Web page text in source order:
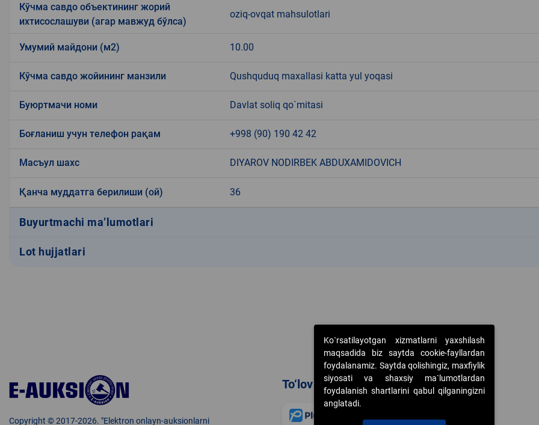
Кўчма савдо объектининг жорий
ихтисослашуви (агар мавжуд бўлса)
oziq-ovqat mahsulotlari
Умумий майдони (м2) 10.00
Кўчма савдо жойининг манзили Qushquduq maxallasi katta yul yoqasi
Буюртмачи номи Davlat soliq qo`mitasi
Боғланиш учун телефон рақам +998 (90) 190 42 42
Масъул шахс DIYAROV NODIRBEK ABDUXAMIDOVICH
Қанча муддатга берилиши (ой) 36
Buyurtmachi ma’lumotlari
Lot hujjatlari
Copyright © 2017-2026. "Elektron onlayn-auksionlarni
To‘lov usullari
Ko`rsatilayotgan xizmatlarni yaxshilash
maqsadida biz saytda cookie-fayllardan
foydalanamiz. Saytda qolishingiz, maxfiylik
siyosati va shaxsiy ma`lumotlardan
foydalanish shartlarini qabul qilganingizni
anglatadi.